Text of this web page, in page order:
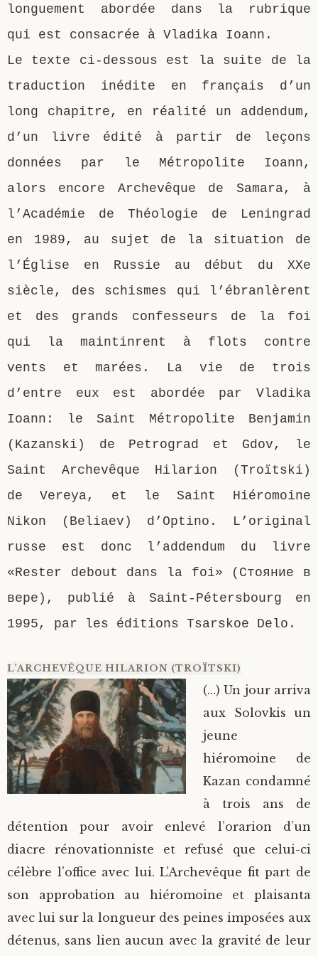
longuement abordée dans la rubrique
qui est consacrée à Vladika Ioann.
Le texte ci-dessous est la suite de la
traduction inédite en français d’un
long chapitre, en réalité un addendum,
d’un livre édité à partir de leçons
données par le Métropolite Ioann,
alors encore Archevêque de Samara, à
l’Académie de Théologie de Leningrad
en 1989, au sujet de la situation de
l’Église en Russie au début du XXe
siècle, des schismes qui l’ébranlèrent
et des grands confesseurs de la foi
qui la maintinrent à flots contre
vents et marées. La vie de trois
d’entre eux est abordée par Vladika
Ioann: le Saint Métropolite Benjamin
(Kazanski) de Petrograd et Gdov, le
Saint Archevêque Hilarion (Troïtski)
de Vereya, et le Saint Hiéromoine
Nikon (Beliaev) d’Optino. L’original
russe est donc l’addendum du livre
«Rester debout dans la foi» (Стояние в
вере), publié à Saint-Pétersbourg en
1995, par les éditions Tsarskoe Delo.
L’ARCHEVÊQUE HILARION (TROÏTSKI)
(…) Un jour arriva
aux Solovkis un
jeune
hiéromoine de
Kazan condamné
à trois ans de
détention pour avoir enlevé l’orarion d’un
diacre rénovationniste et refusé que celui-ci
célèbre l’office avec lui. L’Archevêque fit part de
son approbation au hiéromoine et plaisanta
avec lui sur la longueur des peines imposées aux
détenus, sans lien aucun avec la gravité de leur